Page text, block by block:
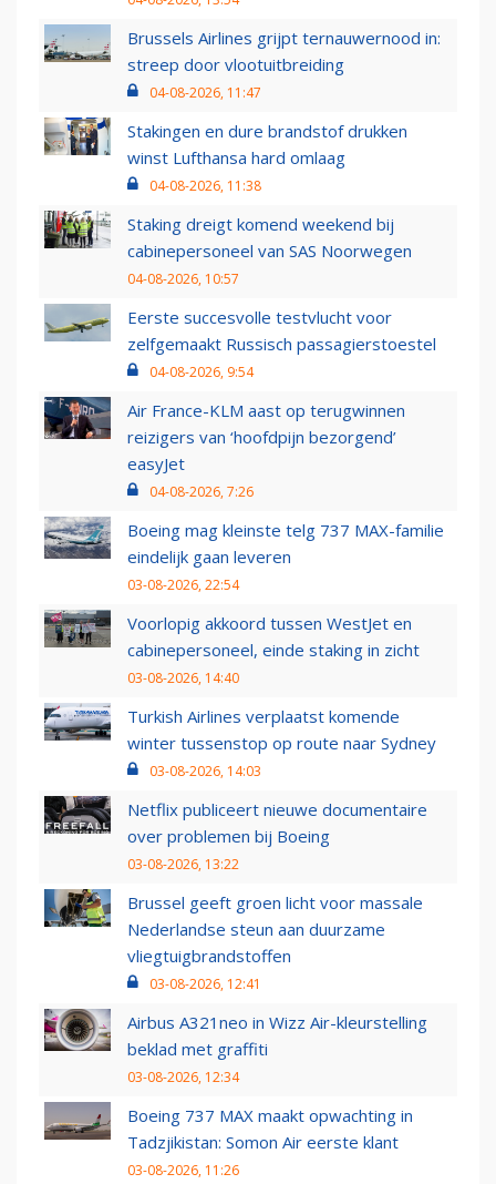
Brussels Airlines grijpt ternauwernood in:
streep door vlootuitbreiding
04-08-2026, 11:47
Stakingen en dure brandstof drukken
winst Lufthansa hard omlaag
04-08-2026, 11:38
Staking dreigt komend weekend bij
cabinepersoneel van SAS Noorwegen
04-08-2026, 10:57
Eerste succesvolle testvlucht voor
zelfgemaakt Russisch passagierstoestel
04-08-2026, 9:54
Air France-KLM aast op terugwinnen
reizigers van ‘hoofdpijn bezorgend’
easyJet
04-08-2026, 7:26
Boeing mag kleinste telg 737 MAX-familie
eindelijk gaan leveren
03-08-2026, 22:54
Voorlopig akkoord tussen WestJet en
cabinepersoneel, einde staking in zicht
03-08-2026, 14:40
Turkish Airlines verplaatst komende
winter tussenstop op route naar Sydney
03-08-2026, 14:03
Netflix publiceert nieuwe documentaire
over problemen bij Boeing
03-08-2026, 13:22
Brussel geeft groen licht voor massale
Nederlandse steun aan duurzame
vliegtuigbrandstoffen
03-08-2026, 12:41
Airbus A321neo in Wizz Air-kleurstelling
beklad met graffiti
03-08-2026, 12:34
Boeing 737 MAX maakt opwachting in
Tadzjikistan: Somon Air eerste klant
03-08-2026, 11:26